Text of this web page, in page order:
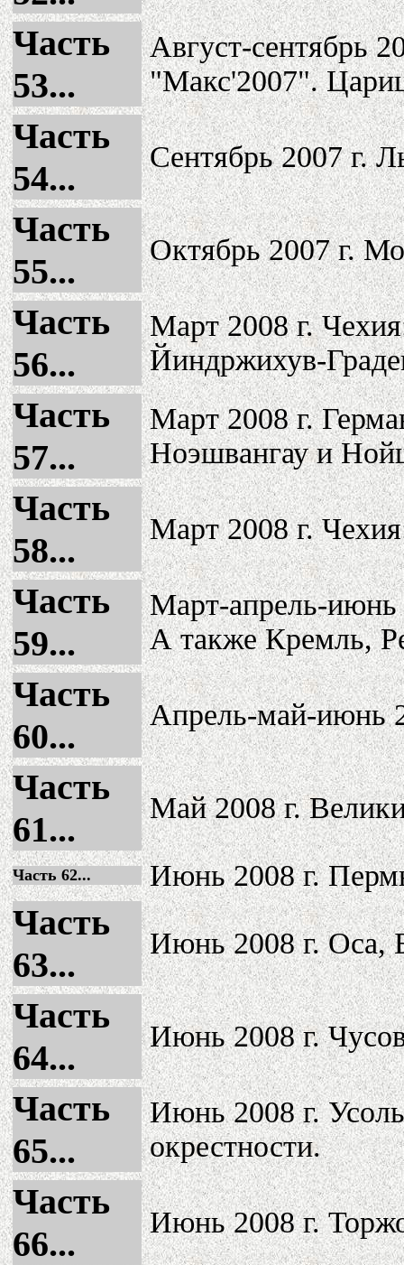
Часть
53...
Август-сентябрь
"Макс'2007".
Часть
54...
Сентябрь 2007 г.
Часть
55...
Октябрь 2007 г.
Часть
56...
Март 2008 г.
Йиндржихув-
Часть
57...
Март 2008 г.
Ноэшвангау и
Часть
58...
Март 2008 г.
Часть
59...
Март-апрель-июнь
А также Кремль,
Часть
60...
Апрель-май-июнь
Часть
61...
Май 2008 г.
Часть 62... Июнь 2008 г.
Часть
63...
Июнь 2008 г. Оса,
Часть
64...
Июнь 2008 г.
Часть
65...
Июнь 2008 г.
окрестности.
Часть
66...
Июнь 2008 г.